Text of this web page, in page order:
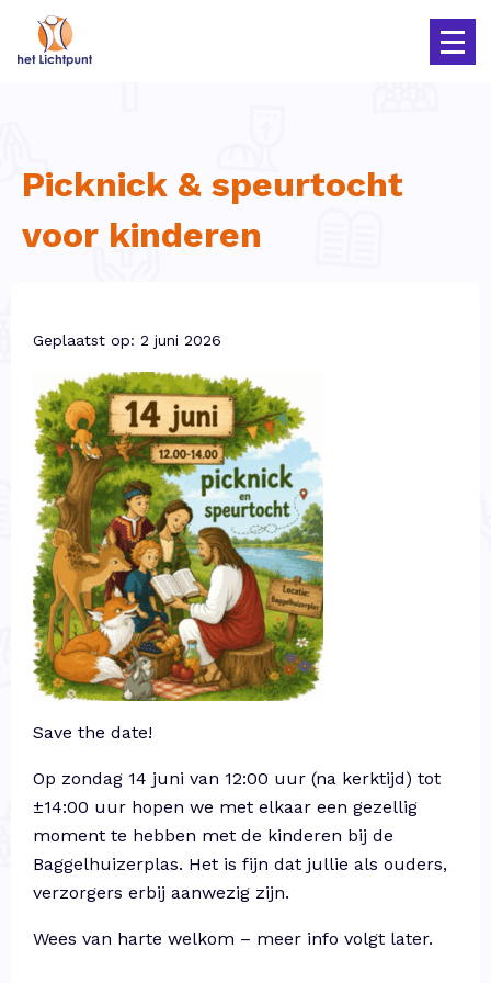
Picknick & speurtocht
voor kinderen
Geplaatst op: 2 juni 2026
Save the date!
Op zondag 14 juni van 12:00 uur (na kerktijd) tot
±14:00 uur hopen we met elkaar een gezellig
moment te hebben met de kinderen bij de
Baggelhuizerplas. Het is fijn dat jullie als ouders,
verzorgers erbij aanwezig zijn.
Wees van harte welkom – meer info volgt later.